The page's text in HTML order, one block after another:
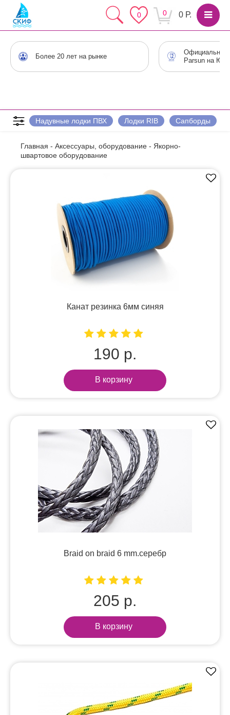
0 Р.
0
0
Более 20 лет на рынке
Официальный
Parsun на
Надувные лодки ПВХ Лодки RIB Сапборды
Главная -Аксессуары, оборудование - Якорно-
швартовое оборудование
Канат резинка 6мм синяя
190 р.
В корзину
Braid on braid 6 mm.серебр
205 р.
В корзину